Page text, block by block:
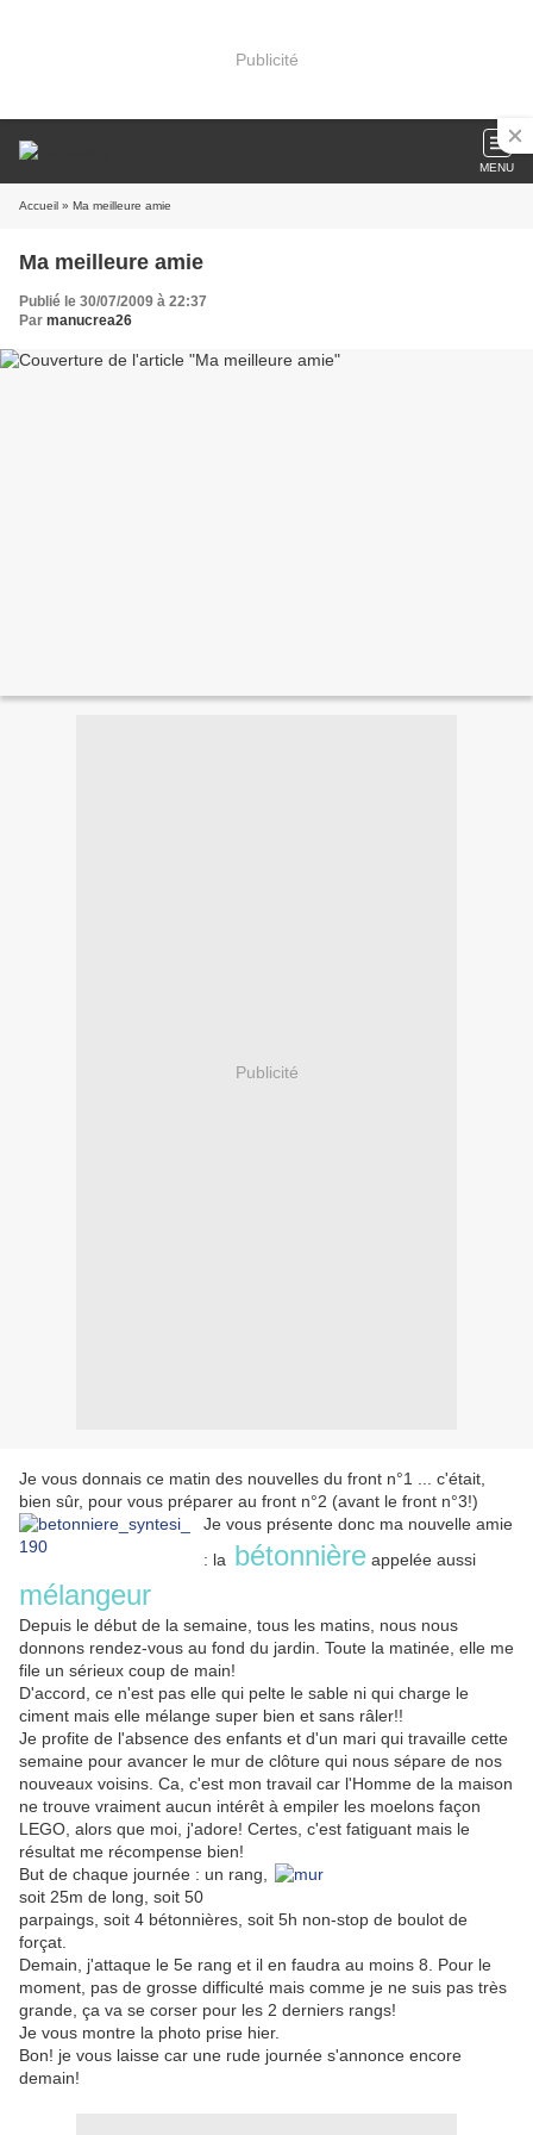
Publicité
MENU
Accueil » Ma meilleure amie
Ma meilleure amie
Publié le 30/07/2009 à 22:37
Par manucrea26
Publicité
Je vous donnais ce matin des nouvelles du front n°1 ... c'était,
bien sûr, pour vous préparer au front n°2 (avant le front n°3!)
Je vous présente donc ma nouvelle amie
: la bétonnière appelée aussi
mélangeur
Depuis le début de la semaine, tous les matins, nous nous
donnons rendez-vous au fond du jardin. Toute la matinée, elle me
file un sérieux coup de main!
D'accord, ce n'est pas elle qui pelte le sable ni qui charge le
ciment mais elle mélange super bien et sans râler!!
Je profite de l'absence des enfants et d'un mari qui travaille cette
semaine pour avancer le mur de clôture qui nous sépare de nos
nouveaux voisins. Ca, c'est mon travail car l'Homme de la maison
ne trouve vraiment aucun intérêt à empiler les moelons façon
LEGO, alors que moi, j'adore! Certes, c'est fatiguant mais le
résultat me récompense bien!
But de chaque journée : un rang,
soit 25m de long, soit 50
parpaings, soit 4 bétonnières, soit 5h non-stop de boulot de
forçat.
Demain, j'attaque le 5e rang et il en faudra au moins 8. Pour le
moment, pas de grosse difficulté mais comme je ne suis pas très
grande, ça va se corser pour les 2 derniers rangs!
Je vous montre la photo prise hier.
Bon! je vous laisse car une rude journée s'annonce encore
demain!